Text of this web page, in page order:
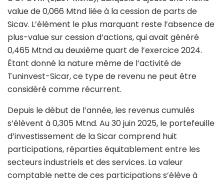
value de 0,066 Mtnd liée à la cession de parts de
Sicav. L’élément le plus marquant reste l’absence de
plus-value sur cession d’actions, qui avait généré
0,465 Mtnd au deuxième quart de l’exercice 2024.
Étant donné la nature même de l’activité de
Tuninvest-Sicar, ce type de revenu ne peut être
considéré comme récurrent.
Depuis le début de l’année, les revenus cumulés
s’élèvent à 0,305 Mtnd. Au 30 juin 2025, le portefeuille
d’investissement de la Sicar comprend huit
participations, réparties équitablement entre les
secteurs industriels et des services. La valeur
comptable nette de ces participations s’élève à